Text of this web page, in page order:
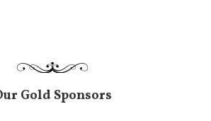
Gold Sponsors